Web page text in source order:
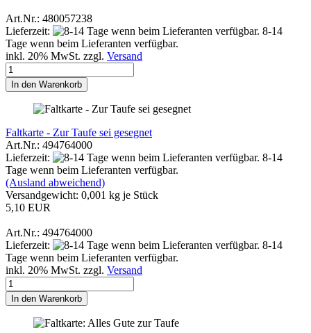
Art.Nr.: 480057238
Lieferzeit:
8-14
Tage wenn beim Lieferanten verfügbar.
inkl. 20% MwSt. zzgl. Versand
In den Warenkorb
Faltkarte - Zur Taufe sei gesegnet
Art.Nr.: 494764000
Lieferzeit:
8-14
Tage wenn beim Lieferanten verfügbar.
(Ausland abweichend)
Versandgewicht: 0,001 kg je Stück
5,10 EUR
Art.Nr.: 494764000
Lieferzeit:
8-14
Tage wenn beim Lieferanten verfügbar.
inkl. 20% MwSt. zzgl. Versand
In den Warenkorb